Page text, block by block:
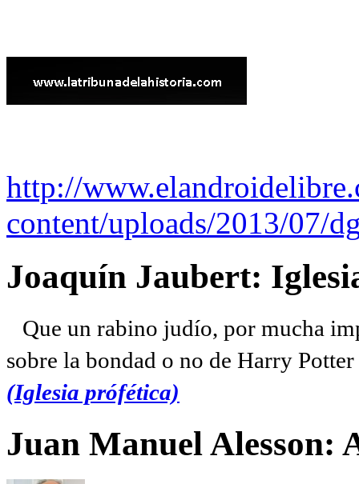
http://
content/uploads/2013/07/
Joaquín Jaubert:
Que un rabino judío, por mucha
sobre la bondad o no de Harry
(Iglesia prófética)
Juan Manuel Alesson: